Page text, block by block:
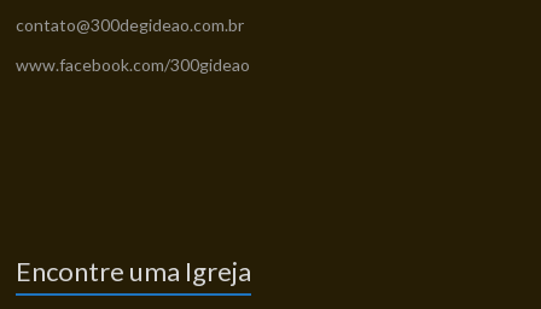
contato@300degideao.com.br
www.facebook.com/300gideao
Encontre uma Igreja